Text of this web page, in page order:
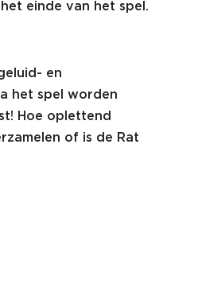
einde van het spel.
en
het spel worden
Hoe oplettend
of is de Rat